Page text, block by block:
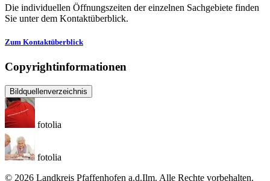
Die individuellen Öffnungszeiten der einzelnen Sachgebiete finden
Sie unter dem Kontaktüberblick.
Zum Kontaktüberblick
Copyrightinformationen
Bildquellenverzeichnis
fotolia
fotolia
© 2026 Landkreis Pfaffenhofen a.d.Ilm. Alle Rechte vorbehalten.